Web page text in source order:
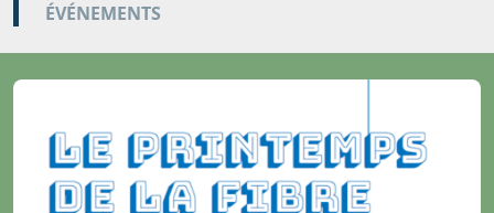
ÉVÉNEMENTS